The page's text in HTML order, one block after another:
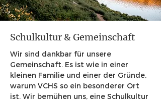
Schulkultur & Gemeinschaft
Wir sind dankbar für unsere
Gemeinschaft. Es ist wie in einer
kleinen Familie und einer der Gründe,
warum VCHS so ein besonderer Ort
ist. Wir bemühen uns, eine Schulkultur